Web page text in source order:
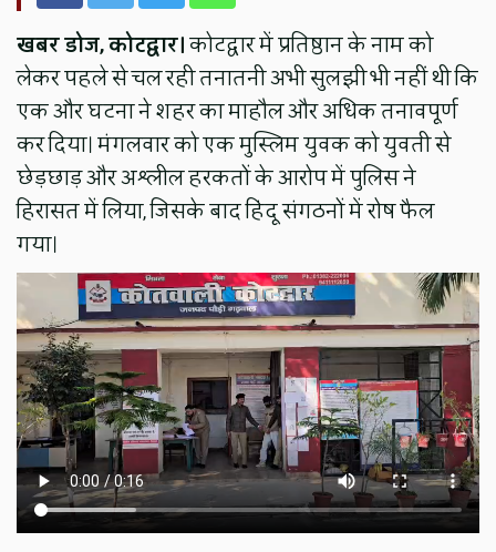
खबर डोज, कोटद्वार।कोटद्वार में प्रतिष्ठान के नाम को
लेकर पहले से चल रही तनातनी अभी सुलझी भी नहीं थी कि
एक और घटना ने शहर का माहौल और अधिक तनावपूर्ण
कर दिया। मंगलवार को एक मुस्लिम युवक को युवती से
छेड़छाड़ और अश्लील हरकतों के आरोप में पुलिस ने
हिरासत में लिया, जिसके बाद हिंदू संगठनों में रोष फैल
गया।